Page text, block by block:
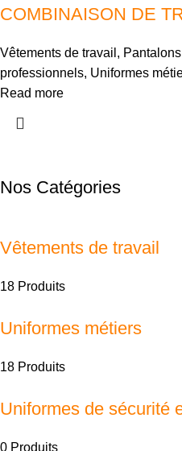
COMBINAISON DE
Vêtements de travail ,
professionnels, Uniformes
Read more
Nos Catégories
Vêtements de travail
18 Produits
Uniformes métiers
18 Produits
Uniformes de sécurité
0 Produits